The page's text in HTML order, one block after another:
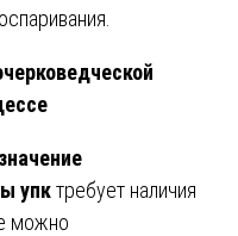
упктребует наличия
можно